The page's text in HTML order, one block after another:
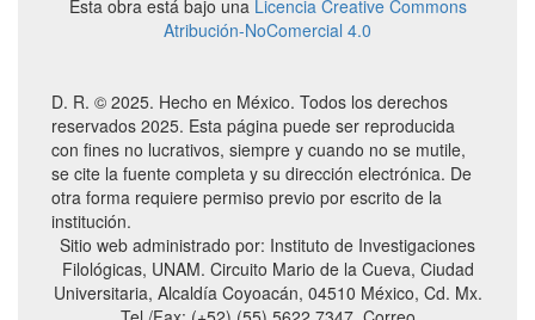
Esta obra está bajo una Licencia Creative Commons
Atribución-NoComercial 4.0
D. R. © 2025. Hecho en México. Todos los derechos
reservados 2025. Esta página puede ser reproducida
con fines no lucrativos, siempre y cuando no se mutile,
se cite la fuente completa y su dirección electrónica. De
otra forma requiere permiso previo por escrito de la
institución.
Sitio web administrado por: Instituto de Investigaciones
Filológicas, UNAM. Circuito Mario de la Cueva, Ciudad
Universitaria, Alcaldía Coyoacán, 04510 México, Cd. Mx.